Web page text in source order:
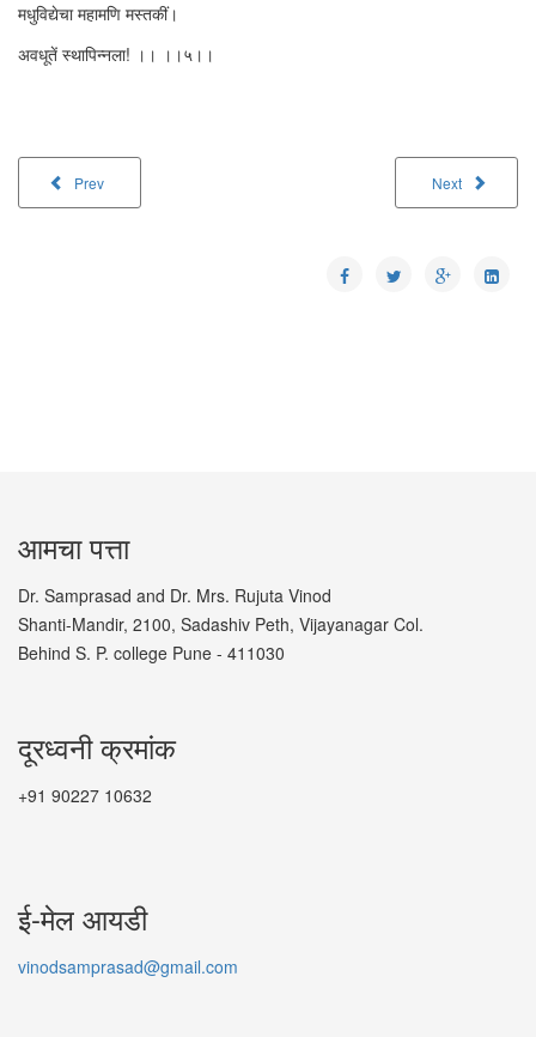
मधुविद्येचा महामणि मस्तकीं।
अवधूतें स्थापिन्नला! ।। ।।५।।
Prev Next
आमचा पत्ता
Dr. Samprasad and Dr. Mrs. Rujuta Vinod
Shanti-Mandir, 2100, Sadashiv Peth, Vijayanagar Col.
Behind S. P. college Pune - 411030
दूरध्वनी क्रमांक
+91 90227 10632
ई-मेल आयडी
vinodsamprasad@gmail.com